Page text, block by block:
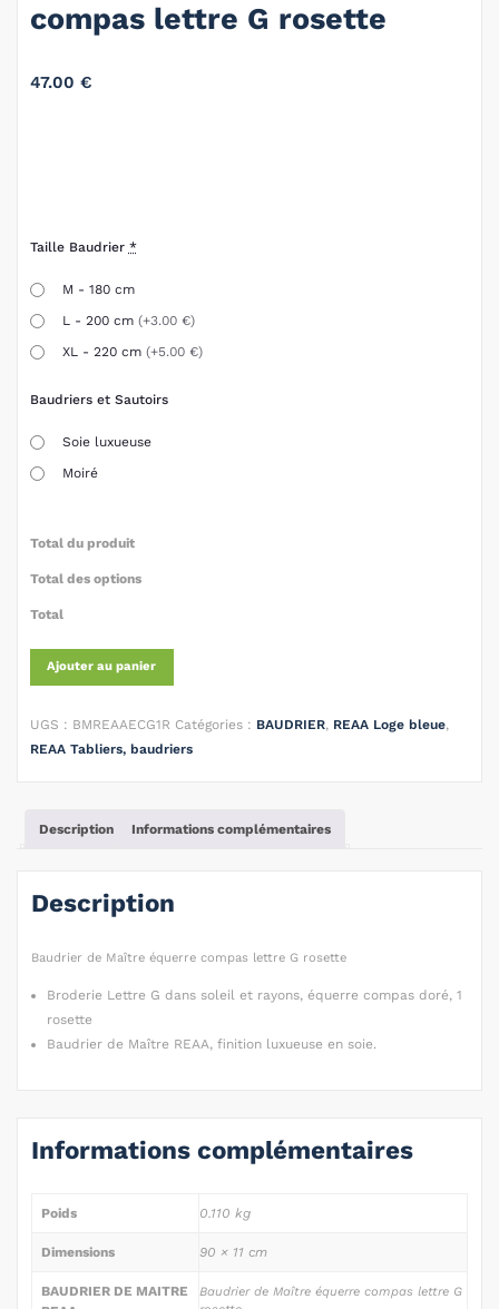
compas lettre G rosette
47.00 €
Taille Baudrier *
M - 180 cm
L - 200 cm (+3.00 €)
XL - 220 cm (+5.00 €)
Baudriers et Sautoirs
Soie luxueuse
Moiré
Total du produit
Total des options
Total
Ajouter au panier
UGS : BMREAAECG1R Catégories : BAUDRIER, REAA Loge bleue,
REAA Tabliers, baudriers
Description Informations complémentaires
Description
Baudrier de Maître équerre compas lettre G rosette
Broderie Lettre G dans soleil et rayons, équerre compas doré, 1
rosette
Baudrier de Maître REAA, finition luxueuse en soie.
Informations complémentaires
Poids 0.110 kg
Dimensions 90 × 11 cm
BAUDRIER DE MAITRE
Baudrier de Maître équerre compas lettre G